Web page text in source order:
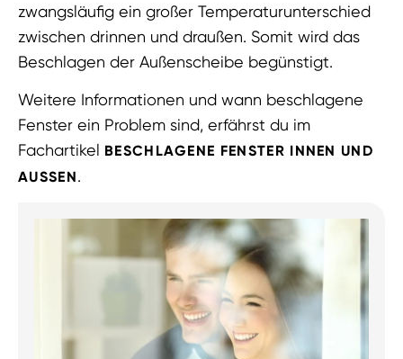
zwangsläufig ein großer Temperaturunterschied
zwischen drinnen und draußen. Somit wird das
Beschlagen der Außenscheibe begünstigt.
Weitere Informationen und wann beschlagene
Fenster ein Problem sind, erfährst du im
Fachartikel BESCHLAGENE FENSTER INNEN UND
AUSSEN
.